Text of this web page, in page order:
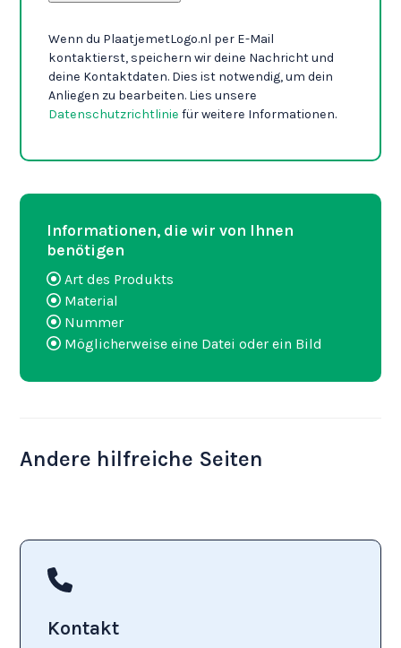
Wenn du PlaatjemetLogo.nl per E-Mail
kontaktierst, speichern wir deine Nachricht und
deine Kontaktdaten. Dies ist notwendig, um dein
Anliegen zu bearbeiten. Lies unsere
Datenschutzrichtlinie für weitere Informationen.
Informationen, die wir von Ihnen
benötigen
Art des Produkts
Material
Nummer
Möglicherweise eine Datei oder ein Bild
Andere hilfreiche Seiten
Kontakt